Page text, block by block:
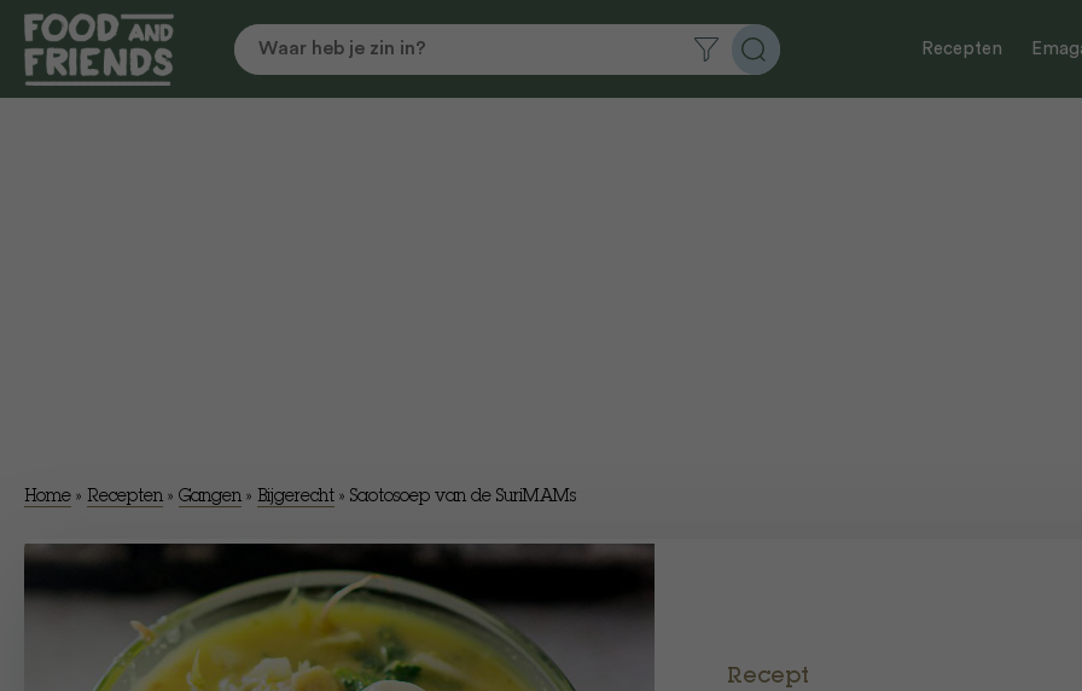
Recepten
Home » Recepten » Gangen » Bijgerecht » Saotosoep van de SuriMAMs
Recept